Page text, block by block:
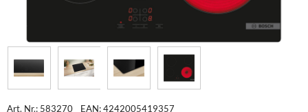
Art. Nr.: 583270 EAN: 4242005419357